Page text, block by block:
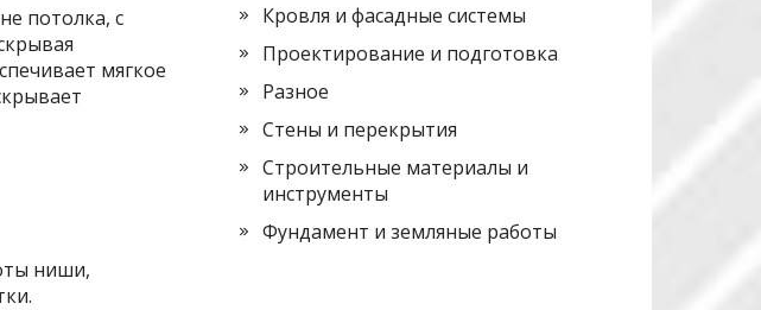
потолка, с
мягкое
ниши,
Кровля и фасадные системы
Проектирование и подготовка
Разное
Стены и перекрытия
Строительные материалы и
инструменты
Фундамент и земляные работы